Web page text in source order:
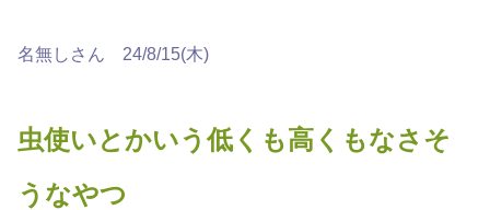
名無しさん 24/8/15(木)
虫使いとかいう低くも高くもなさそ
うなやつ